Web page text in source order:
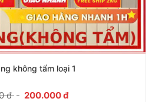
không tẩm loại 1
đ - 200.000đ